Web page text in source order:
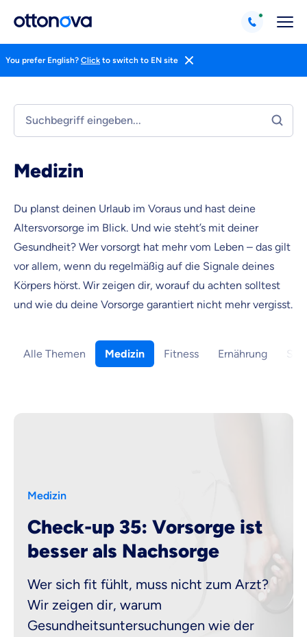
You prefer English? Click to switch to EN site
Medizin
Du planst deinen Urlaub im Voraus und hast deine
Altersvorsorge im Blick. Und wie steht’s mit deiner
Gesundheit? Wer vorsorgt hat mehr vom Leben – das gilt
vor allem, wenn du regelmäßig auf die Signale deines
Körpers hörst. Wir zeigen dir, worauf du achten solltest
und wie du deine Vorsorge garantiert nicht mehr vergisst.
Alle Themen Medizin Fitness Ernährung
Medizin
Check-up 35: Vorsorge ist
besser als Nachsorge
Wer sich fit fühlt, muss nicht zum Arzt?
Wir zeigen dir, warum
Gesundheitsuntersuchungen wie der
Weil es uns wichtig ist, dass
du dich gut beraten fühlst.
Objektive und faire Beratung
Vergleich mit anderen Tarifen am Markt
Wir helfen dir dabei Unterschiede in
Versicherung
Versicherung